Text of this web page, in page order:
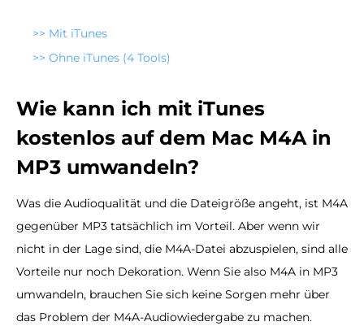
>> Mit iTunes
>> Ohne iTunes (4 Tools)
Wie kann ich mit iTunes
kostenlos auf dem Mac M4A in
MP3 umwandeln?
Was die Audioqualität und die Dateigröße angeht, ist M4A
gegenüber MP3 tatsächlich im Vorteil. Aber wenn wir
nicht in der Lage sind, die M4A-Datei abzuspielen, sind alle
Vorteile nur noch Dekoration. Wenn Sie also M4A in MP3
umwandeln, brauchen Sie sich keine Sorgen mehr über
das Problem der M4A-Audiowiedergabe zu machen.